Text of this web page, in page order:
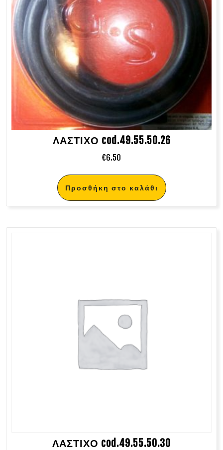
ΛΑΣΤΙΧΟ cod.49.55.50.26
€6.50
Προσθήκη στο καλάθι
ΛΑΣΤΙΧΟ cod.49.55.50.30